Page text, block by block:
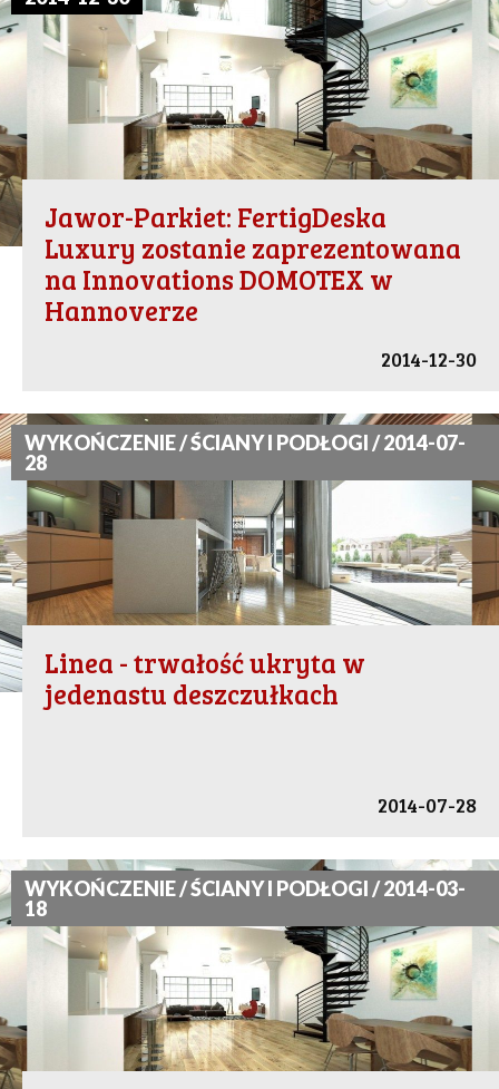
Jawor-Parkiet: FertigDeska
Luxury zostanie zaprezentowana
na Innovations DOMOTEX w
Hannoverze
2014-12-30
WYKOŃCZENIE / ŚCIANY I PODŁOGI / 2014-07-
28
Linea - trwałość ukryta w
jedenastu deszczułkach
2014-07-28
WYKOŃCZENIE / ŚCIANY I PODŁOGI / 2014-03-
18